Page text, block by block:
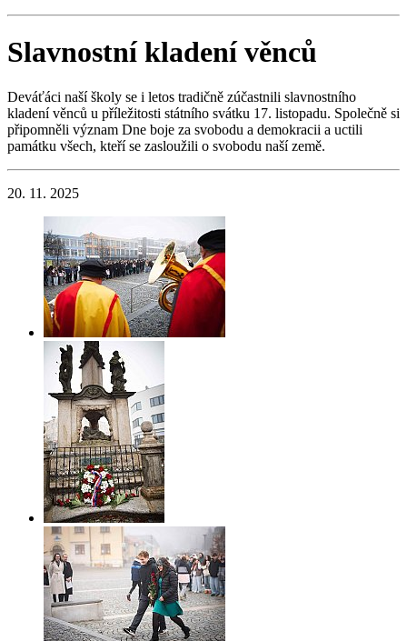
Slavnostní kladení věnců
Deváťáci naší školy se i letos tradičně zúčastnili slavnostního
kladení věnců u příležitosti státního svátku 17. listopadu. Společně si
připomněli význam Dne boje za svobodu a demokracii a uctili
památku všech, kteří se zasloužili o svobodu naší země.
20. 11. 2025